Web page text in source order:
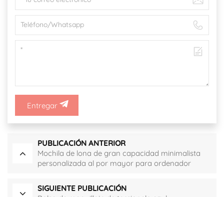
Entregar
PUBLICACIÓN ANTERIOR
Mochila de lona de gran capacidad minimalista
personalizada al por mayor para ordenador
SIGUIENTE PUBLICACIÓN